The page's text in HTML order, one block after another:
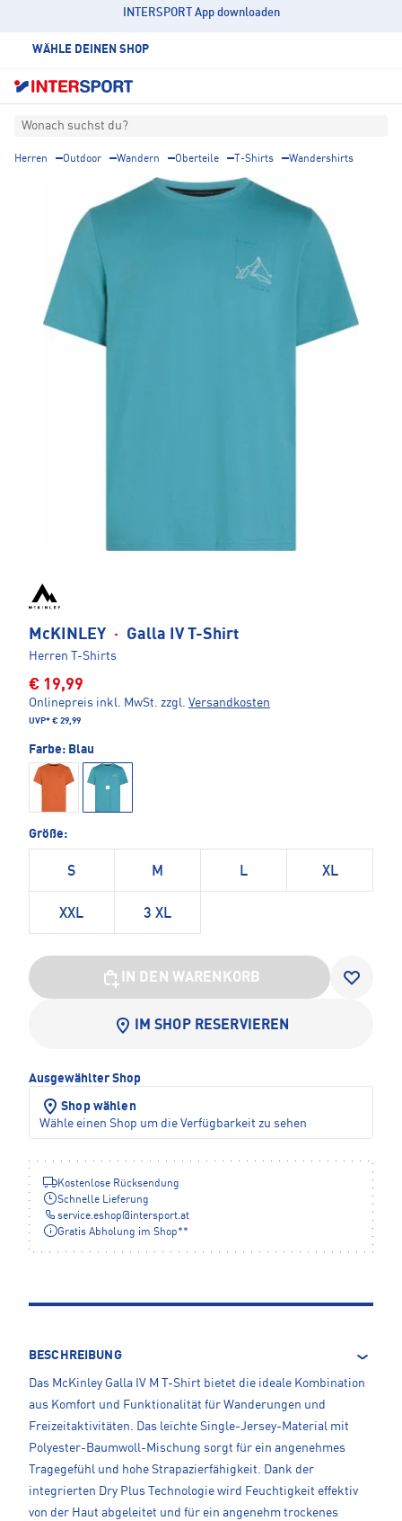
INTERSPORT App downloaden
WÄHLE DEINEN SHOP
Wonach suchst du?
Herren Outdoor Wandern Oberteile T-Shirts Wandershirts
McKINLEY · Galla IV T-Shirt
Herren T-Shirts
€ 19,99
Onlinepreis inkl. MwSt. zzgl. Versandkosten
UVP* € 29,99
Farbe: Blau
Größe:
S M L XL
XXL 3 XL
IN DEN WARENKORB
IM SHOP RESERVIEREN
Ausgewählter Shop
Shop wählen
Wähle einen Shop um die Verfügbarkeit zu sehen
Kostenlose Rücksendung
Schnelle Lieferung
service.eshop@intersport.at
Gratis Abholung im Shop**
BESCHREIBUNG
Das McKinley Galla IV M T-Shirt bietet die ideale Kombination
aus Komfort und Funktionalität für Wanderungen und
Freizeitaktivitäten. Das leichte Single-Jersey-Material mit
Polyester-Baumwoll-Mischung sorgt für ein angenehmes
Tragegefühl und hohe Strapazierfähigkeit. Dank der
integrierten Dry Plus Technologie wird Feuchtigkeit effektiv
von der Haut abgeleitet und für ein angenehm trockenes